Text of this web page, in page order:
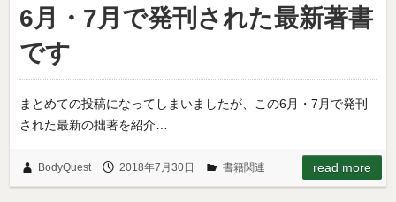
6月・7月で発刊された最新著書
です
まとめての投稿になってしまいましたが、この6月・7月で発刊
された最新の拙著を紹介…
BodyQuest 2018年7月30日 書籍関連 read more